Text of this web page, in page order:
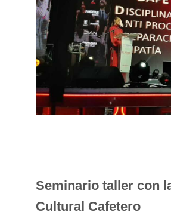
Seminario taller con
Cultural Cafetero